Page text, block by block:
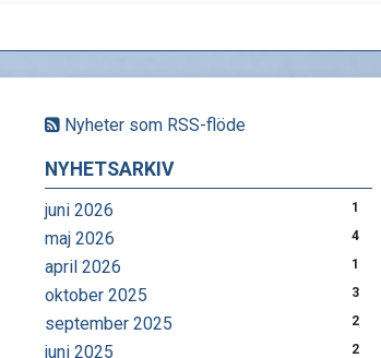
Nyheter som RSS-flöde
NYHETSARKIV
juni 2026 1
maj 2026 4
april 2026 1
oktober 2025 3
september 2025 2
juni 2025 2